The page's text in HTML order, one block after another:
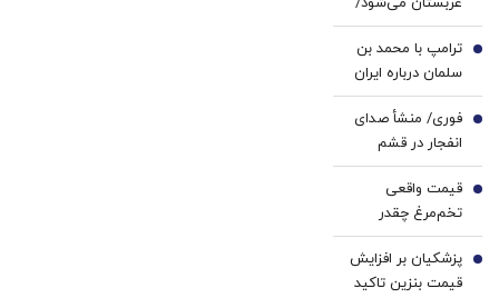
دیدار با محمد
بن‌سلمان در ریاض
ترامپ با محمد بن
سلمان درباره ایران
گفت‌وگو می‌کند/
جزئیات تماس
تلفنی
4
فوری/ منشأ صدای
انفجار در قشم
مشخص شد/ مقابه
با اهداف دشمن در
ورودی تنگه هرمز
5
قیمت واقعی
تخم‌مرغ چقدر
است؟/ مصرف
روزانه ۳ هزار و ۳۰۰
تن تخم مرغ در
6
پزشکیان بر افزایش
قیمت بنزین تاکید
7